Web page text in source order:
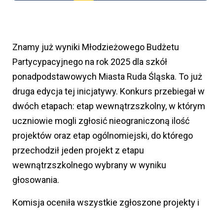
Znamy już wyniki Młodzieżowego Budżetu
Partycypacyjnego na rok 2025 dla szkół
ponadpodstawowych Miasta Ruda Śląska. To już
druga edycja tej inicjatywy. Konkurs przebiegał w
dwóch etapach: etap wewnątrzszkolny, w którym
uczniowie mogli zgłosić nieograniczoną ilość
projektów oraz etap ogólnomiejski, do którego
przechodził jeden projekt z etapu
wewnątrzszkolnego wybrany w wyniku
głosowania.
Komisja oceniła wszystkie zgłoszone projekty i